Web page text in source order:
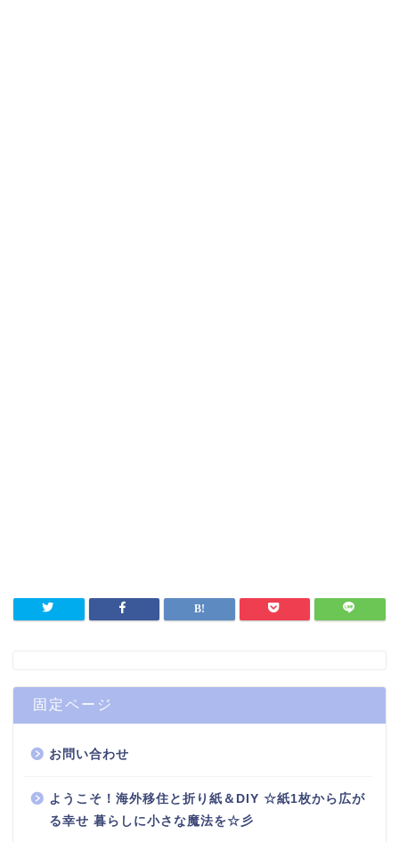
固定ページ
お問い合わせ
ようこそ！海外移住と折り紙＆DIY ☆紙1枚から広が
る幸せ 暮らしに小さな魔法を☆彡